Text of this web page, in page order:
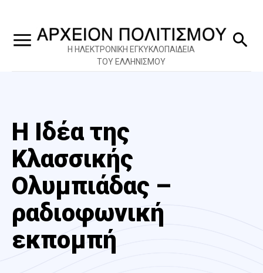
Η ΗΛΕΚΤΡΟΝΙΚΗ ΕΓΚΥΚΛΟΠΑΙΔΕΙΑ
ΤΟΥ ΕΛΛΗΝΙΣΜΟΥ
Η Ιδέα της
Κλασσικής
Ολυμπιάδας –
ραδιοφωνική
εκπομπή